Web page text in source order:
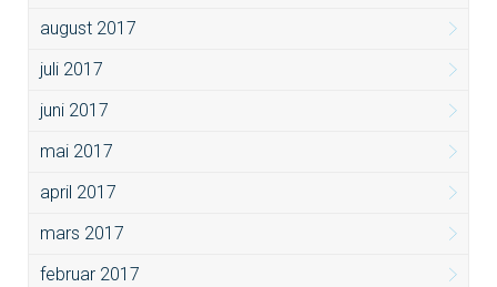
august 2017
juli 2017
juni 2017
mai 2017
april 2017
mars 2017
februar 2017